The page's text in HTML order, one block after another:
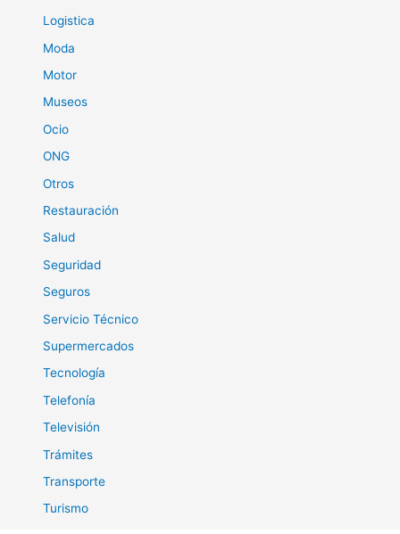
Logistica
Moda
Motor
Museos
Ocio
ONG
Otros
Restauración
Salud
Seguridad
Seguros
Servicio Técnico
Supermercados
Tecnología
Telefonía
Televisión
Trámites
Transporte
Turismo